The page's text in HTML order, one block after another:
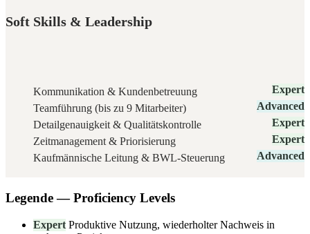
Soft Skills & Leadership
Kommunikation & Kundenbetreuung
Expert
Teamführung (bis zu 9 Mitarbeiter)
Advanced
Detailgenauigkeit & Qualitätskontrolle
Expert
Zeitmanagement & Priorisierung
Expert
Kaufmännische Leitung & BWL-Steuerung
Advanced
Legende — Proficiency Levels
Expert Produktive Nutzung, wiederholter Nachweis in